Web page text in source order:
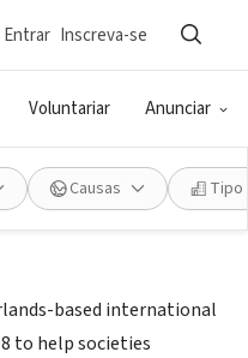
Voluntariar Anunciar
Entrar Inscreva-se
Causas Tipo
based international
to help societies